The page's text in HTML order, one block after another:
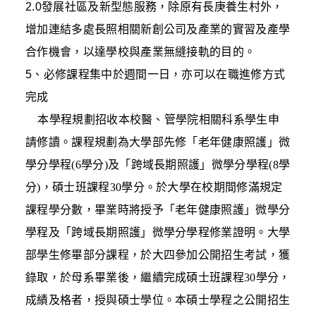
2.0發展社區及新型態服務，除原有長庚養生村外，
增加連結多處長照相關新創公司及產業的實習及產學
合作機會，以達學校與產業無縫接軌的目的。
5、必修課程集中於週間一日，亦可以在職進修方式
完成
本學程規劃招收本校醫、管學院相關科系學生申
請修讀。課程規劃為大學部先修「老年健康照護」微
學分學程(6學分)及「跨域長期照護」微學分學程(8學
分)，碩士班課程30學分。於大學在校期間修滿規定
課程學分數，畢業時將授予 「老年健康照護」微學分
學程及 「跨域長期照護」微學分學程修業證明。大學
部學生修畢部分課程，於大四參加公開招生考試，獲
錄取，於母系畢業後，繼續完成碩士班課程30學分，
成績及格者，授與碩士學位。本碩士學程之公開招生